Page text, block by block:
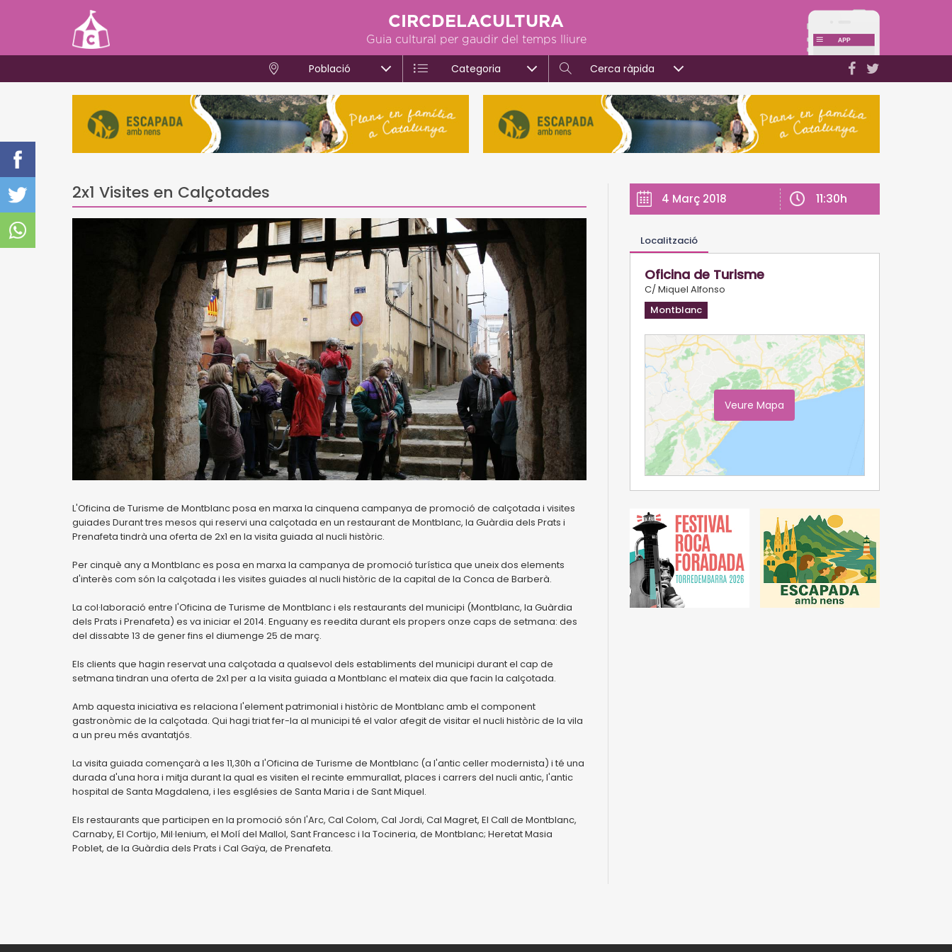
CIRCDELACULTURA
Guia cultural per gaudir del temps lliure
Població Categoria Cerca ràpida
2x1 Visites en Calçotades
L'Oficina de Turisme de Montblanc posa en marxa la cinquena campanya de promoció de calçotada i visites
guiades Durant tres mesos qui reservi una calçotada en un restaurant de Montblanc, la Guàrdia dels Prats i
Prenafeta tindrà una oferta de 2x1 en la visita guiada al nucli històric.
Per cinquè any a Montblanc es posa en marxa la campanya de promoció turística que uneix dos elements
d'interès com són la calçotada i les visites guiades al nucli històric de la capital de la Conca de Barberà.
La col·laboració entre l'Oficina de Turisme de Montblanc i els restaurants del municipi (Montblanc, la Guàrdia
dels Prats i Prenafeta) es va iniciar el 2014. Enguany es reedita durant els propers onze caps de setmana: des
del dissabte 13 de gener fins el diumenge 25 de març.
Els clients que hagin reservat una calçotada a qualsevol dels establiments del municipi durant el cap de
setmana tindran una oferta de 2x1 per a la visita guiada a Montblanc el mateix dia que facin la calçotada.
Amb aquesta iniciativa es relaciona l'element patrimonial i històric de Montblanc amb el component
gastronòmic de la calçotada. Qui hagi triat fer-la al municipi té el valor afegit de visitar el nucli històric de la vila
a un preu més avantatjós.
La visita guiada començarà a les 11,30h a l'Oficina de Turisme de Montblanc (a l'antic celler modernista) i té una
durada d'una hora i mitja durant la qual es visiten el recinte emmurallat, places i carrers del nucli antic, l'antic
hospital de Santa Magdalena, i les esglésies de Santa Maria i de Sant Miquel.
Els restaurants que participen en la promoció són l'Arc, Cal Colom, Cal Jordi, Cal Magret, El Call de Montblanc,
Carnaby, El Cortijo, Mil·lenium, el Molí del Mallol, Sant Francesc i la Tocineria, de Montblanc; Heretat Masia
Poblet, de la Guàrdia dels Prats i Cal Gaÿa, de Prenafeta.
4 Març 2018 11:30h
Localització
Oficina de Turisme
C/ Miquel Alfonso
Montblanc
Veure Mapa